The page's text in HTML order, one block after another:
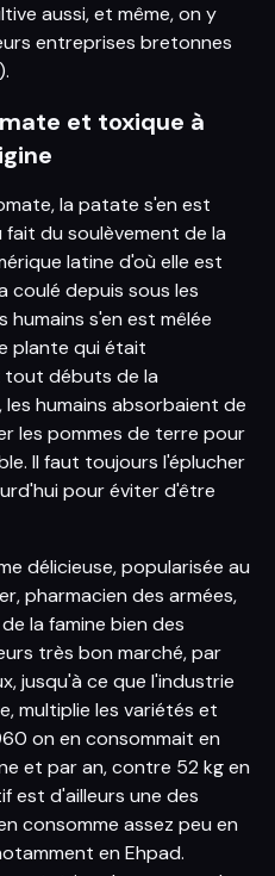
aussi, et même, on y
entreprises bretonnes
et toxique à
la patate s'en est
du soulèvement de la
latine d'où elle est
coulé depuis sous les
s'en est mêlée
plante qui était
tout débuts de la
humains absorbaient de
les pommes de terre pour
Il faut toujours l'éplucher
pour éviter d'être
délicieuse, popularisée au
pharmacien des armées,
la famine bien des
très bon marché, par
jusqu'à ce que l'industrie
multiplie les variétés et
on en consommait en
et par an, contre 52 kg en
est d'ailleurs une des
consomme assez peu en
en Ehpad.